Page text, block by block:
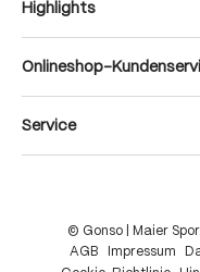
Highlights
Onlineshop-
Service
© Gonso | Maier
AGB
Impressum